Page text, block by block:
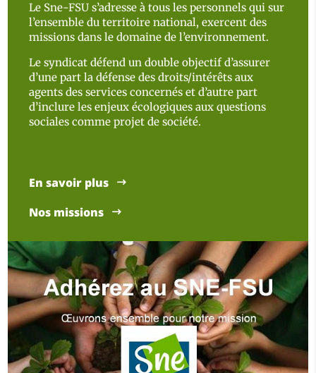
Le Sne-FSU s’adresse à tous les personnels qui sur
l’ensemble du territoire national, exercent des
missions dans le domaine de l’environnement.
Le syndicat défend un double objectif d’assurer
d’une part la défense des droits/intérêts aux
agents des services concernés et d’autre part
d’inclure les enjeux écologiques aux questions
sociales comme projet de société.
En savoir plus
Nos missions